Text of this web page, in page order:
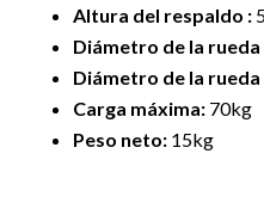
Altura del respaldo :
Diámetro de la
Diámetro de la
Carga máxima: 70kg
Peso neto:15kg